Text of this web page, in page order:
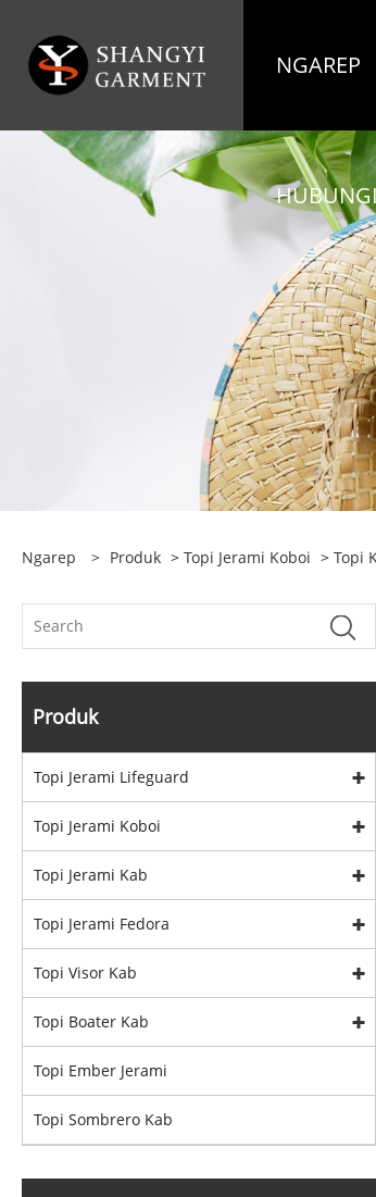
NGAREP
Ngarep > Produk > Topi Jerami Koboi > Topi
Produk
Topi Jerami Lifeguard
Topi Jerami Koboi
Topi Jerami Kab
Topi Jerami Fedora
Topi Visor Kab
Topi Boater Kab
Topi Ember Jerami
Topi Sombrero Kab